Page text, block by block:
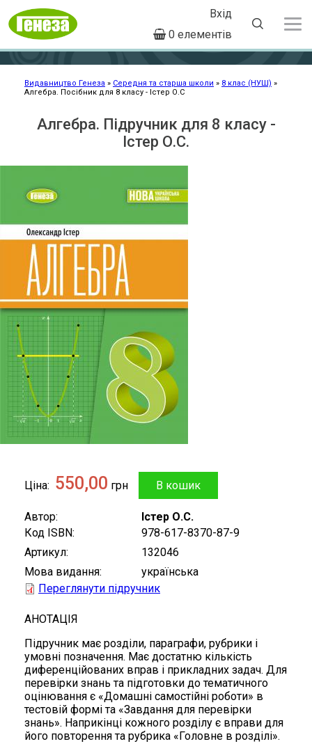
основного
вмісту
User
account
menu
Вхід
0 елементів
Рядок
Видавництво Генеза Середня та старша школи
8 клас (НУШ)
Алгебра. Посібник для 8 класу - Істер О.С
Алгебра. Підручник для 8 класу -
Істер О.С.
Ціна 550,00 грн
Автор
Істер О.С.
Код ISBN
978-617-8370-87-9
Артикул
132046
Мова видання
українська
Переглянути підручник
АНОТАЦІЯ
Підручник має розділи, параграфи, рубрики і
умовні позначення. Має достатню кількість
диференційованих вправ і прикладних задач. Для
перевірки знань та підготовки до тематичного
оцінювання є «Домашні самостійні роботи» в
тестовій формі та «Завдання для перевірки
знань». Наприкінці кожного розділу є вправи для
його повторення та рубрика «Головне в розділі».